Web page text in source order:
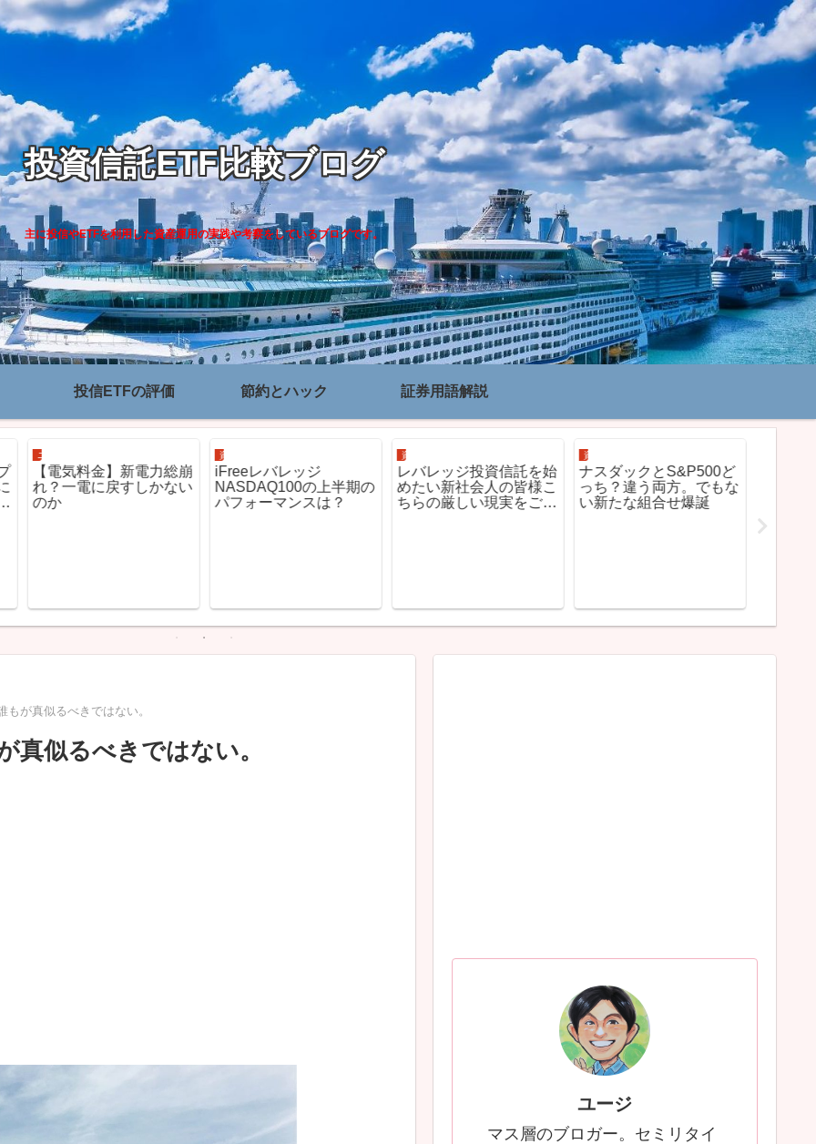
投資信託ETF比較ブログ
主に投信やETFを利用した資産運用の実践や考察をしているブログです。
投信ETFの評価 節約とハック 証券用語解説
ニュース解説
【電気料金】新電力総崩
れ？一電に戻すしかない
のか
資産運用
iFreeレバレッジ
NASDAQ100の上半期の
パフォーマンスは？
資産運用
レバレッジ投資信託を始
めたい新社会人の皆様こ
ちらの厳しい現実をご覧
資産運用
ナスダックとS&P500ど
っち？違う両方。でもな
い新たな組合せ爆誕
が真似るべきではない。
真似るべきではない。
ユージ
マス層のブロガー。セミリタイ